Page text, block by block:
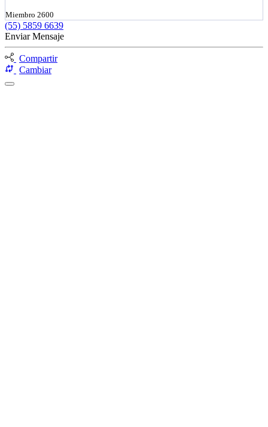
Miembro 2600
(55) 5859 6639
Enviar Mensaje
Compartir
Cambiar